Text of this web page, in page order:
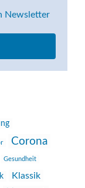
Newsletter
Corona
Gesundheit
Klassik